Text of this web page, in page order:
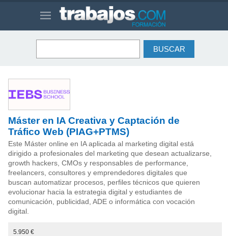
Máster en IA Creativa y Captación de
Tráfico Web (PIAG+PTMS)
Este Máster online en IA aplicada al marketing digital está
dirigido a profesionales del marketing que desean actualizarse,
growth hackers, CMOs y responsables de performance,
freelancers, consultores y emprendedores digitales que
buscan automatizar procesos, perfiles técnicos que quieren
evolucionar hacia la estrategia digital y estudiantes de
comunicación, publicidad, ADE o informática con vocación
digital.
5.950 €